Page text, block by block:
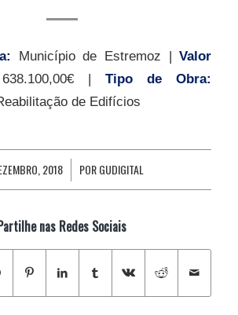
Município de Estremoz |Valor
638.100,00€ |Tipo de Obra:
de Edifícios
2018
/ PORGUDIGITAL
nas Redes Sociais